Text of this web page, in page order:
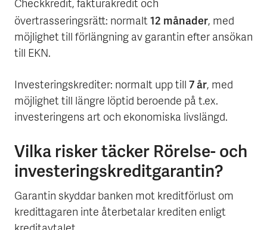
Checkkredit, fakturakredit och
övertrasseringsrätt: normalt12 månader, med
möjlighet till förlängning av garantin efter ansökan
till EKN.
Investeringskrediter: normalt upp till 7 år, med
möjlighet till längre löptid beroende på t.ex.
investeringens art och ekonomiska livslängd.
Vilka risker täcker Rörelse- och
investeringskreditgarantin?
Garantin skyddar banken mot kreditförlust om
kredittagaren inte återbetalar krediten enligt